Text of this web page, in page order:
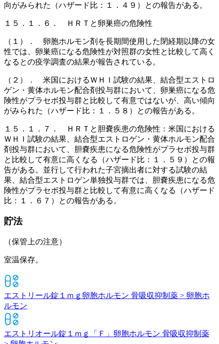
向がみられた（ハザード比：１．４９）との報告がある。
１５．１．６． ＨＲＴと卵巣癌の危険性
（１）． 卵胞ホルモン剤を長期間使用した閉経期以降の女
性では、卵巣癌になる危険性が対照群の女性と比較して高く
なるとの疫学調査の結果が報告されている。
（２）． 米国におけるＷＨＩ試験の結果、結合型エストロ
ゲン・黄体ホルモン配合剤投与群において、卵巣癌になる危
険性がプラセボ投与群と比較して有意ではないが、高い傾向
がみられた（ハザード比：１．５８）との報告がある。
１５．１．７． ＨＲＴと胆嚢疾患の危険性：米国における
ＷＨＩ試験の結果、結合型エストロゲン・黄体ホルモン配合
剤投与群において、胆嚢疾患になる危険性がプラセボ投与群
と比較して有意に高くなる（ハザード比：１．５９）との報
告がある。並行して行われた子宮摘出者に対する試験の結
果、結合型エストロゲン単独投与群では、胆嚢疾患になる危
険性がプラセボ投与群と比較して有意に高くなる（ハザード
比：１．６７）との報告がある。
貯法
（保管上の注意）
室温保存。
エストリール錠１ｍｇ 卵胞ホルモン 骨吸収抑制薬 > 卵胞ホ
ルモン
エストリオール錠１ｍｇ「Ｆ」 卵胞ホルモン 骨吸収抑制薬